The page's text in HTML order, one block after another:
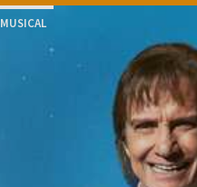
MUSICAL